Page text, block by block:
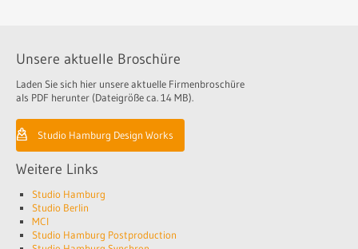
Unsere aktuelle Broschüre
Laden Sie sich hier unsere aktuelle Firmenbroschüre
als PDF herunter (Dateigröße ca. 14 MB).
Studio Hamburg Design Works
Weitere Links
Studio Hamburg
Studio Berlin
MCI
Studio Hamburg Postproduction